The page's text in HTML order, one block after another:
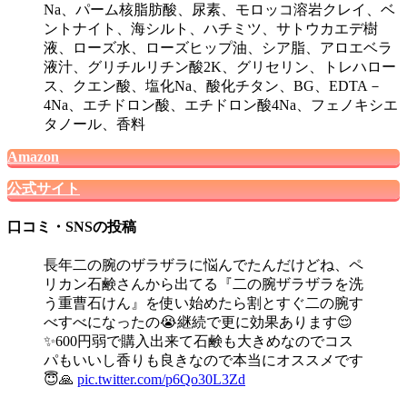
Na、パーム核脂肪酸、尿素、モロッコ溶岩クレイ、ベ
ントナイト、海シルト、ハチミツ、サトウカエデ樹
液、ローズ水、ローズヒップ油、シア脂、アロエベラ
液汁、グリチルリチン酸2K、グリセリン、トレハロー
ス、クエン酸、塩化Na、酸化チタン、BG、EDTA－
4Na、エチドロン酸、エチドロン酸4Na、フェノキシエ
タノール、香料
Amazon
公式サイト
口コミ・SNSの投稿
長年二の腕のザラザラに悩んでたんだけどね、ペ
リカン石鹸さんから出てる『二の腕ザラザラを洗
う重曹石けん』を使い始めたら割とすぐ二の腕す
べすべになったの😭継続で更に効果あります😌
✨600円弱で購入出来て石鹸も大きめなのでコス
パもいいし香りも良きなので本当にオススメです
😇🙏 pic.twitter.com/p6Qo30L3Zd